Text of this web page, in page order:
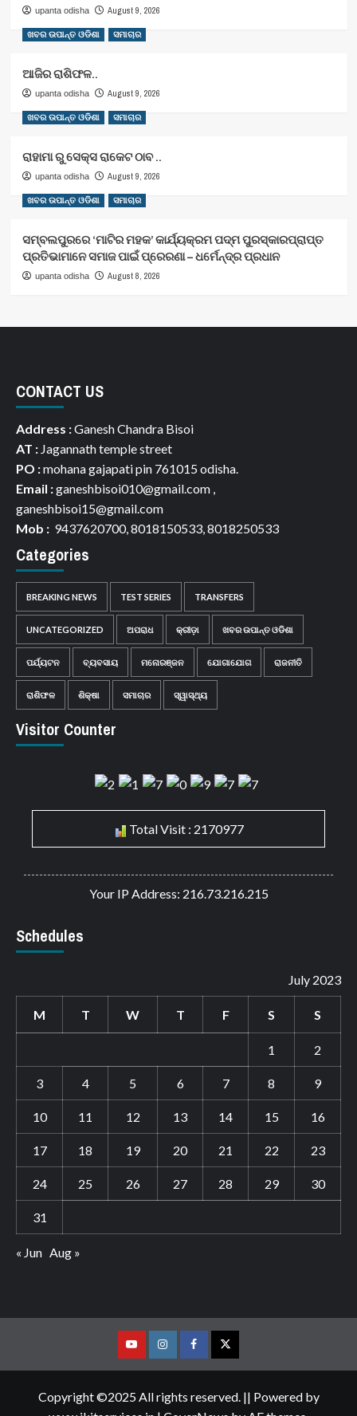
upanta odisha August 9, 2026
ଖବର ଉପାନ୍ତ ଓଡିଶା ସମାଚାର
ଆଜିର ରାଶିଫଳ..
upanta odisha August 9, 2026
ଖବର ଉପାନ୍ତ ଓଡିଶା ସମାଚାର
ରାହାମା ରୁ ସେକ୍ସ ରାକେଟ ଠାବ ..
upanta odisha August 9, 2026
ଖବର ଉପାନ୍ତ ଓଡିଶା ସମାଚାର
ସମ୍ବଲପୁରରେ ‘ମାଟିର ମହକ’ କାର୍ଯ୍ୟକ୍ରମ ପଦ୍ମ ପୁରସ୍କାରପ୍ରାପ୍ତ
ପ୍ରତିଭାମାନେ ସମାଜ ପାଇଁ ପ୍ରେରଣା – ଧର୍ମେନ୍ଦ୍ର ପ୍ରଧାନ
upanta odisha August 8, 2026
CONTACT US
Address :Ganesh Chandra Bisoi
AT : Jagannath temple street
PO :mohana gajapati pin 761015 odisha.
Email :ganeshbisoi010@gmail.com ,
ganeshbisoi15@gmail.com
Mob : 9437620700, 8018150533, 8018250533
Categories
BREAKING NEWS TEST SERIES TRANSFERS
UNCATEGORIZED ଅପରାଧ କ୍ରୀଡ଼ା ଖବର ଉପାନ୍ତ ଓଡିଶା
ପର୍ଯ୍ୟଟନ ବ୍ୟବସାୟ ମନୋରଞ୍ଜନ ଯୋଗାଯୋଗ ରାଜନୀତି
ରାଶିଫଳ ଶିକ୍ଷା ସମାଚାର ସ୍ୱାସ୍ଥ୍ୟ
Visitor Counter
Total Visit : 2170977
Your IP Address: 216.73.216.215
Schedules
July 2023
M T W T F S S
1 2
3 4 5 6 7 8 9
10 11 12 13 14 15 16
17 18 19 20 21 22 23
24 25 26 27 28 29 30
31
« Jun Aug »
YoutubeVimeoFacebookTwitter
Copyright ©2025 All rights reserved. || Powered by